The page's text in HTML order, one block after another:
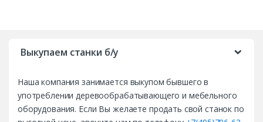
Выкупаем станки б/у
Наша компания занимается выкупом бывшего в
употреблении деревообрабатывающего и мебельного
оборудования. Если Вы желаете продать свой станок по